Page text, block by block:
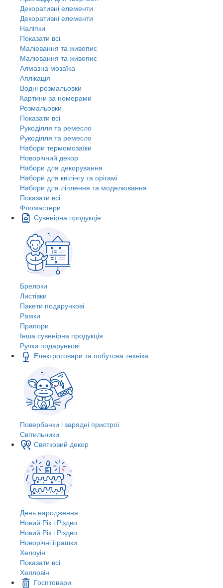
Декоративні елементи
Декоративні елементи
Налiпки
Показати всі
Малювання та живопис
Малювання та живопис
Алмазна мозаїка
Аплікація
Водні розмальовки
Картини за номерами
Розмальовки
Показати всі
Рукоділля та ремесло
Рукоділля та ремесло
Набори термомозаїки
Новорічний декор
Набори для декорування
Набори для квілінгу та орігамі
Набори для ліплення та моделювання
Показати всі
Фломастери
Сувенірна продукція
Брелоки
Листівки
Пакети подарункові
Рамки
Прапори
Інша сувенірна продукція
Ручки подарункові
Електротовари та побутова техніка
Повербанки і зарядні пристрої
Світильники
Святковий декор
День народження
Новий Рік і Різдво
Новий Рік і Різдво
Новорічні іграшки
Хелоуін
Показати всі
Хелловін
Госптовари